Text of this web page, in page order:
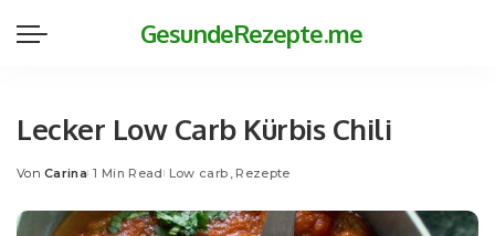
GesundeRezepte.me
Lecker Low Carb Kürbis Chili
Posted
Von Carina 1 Min Read Low carb Rezepte